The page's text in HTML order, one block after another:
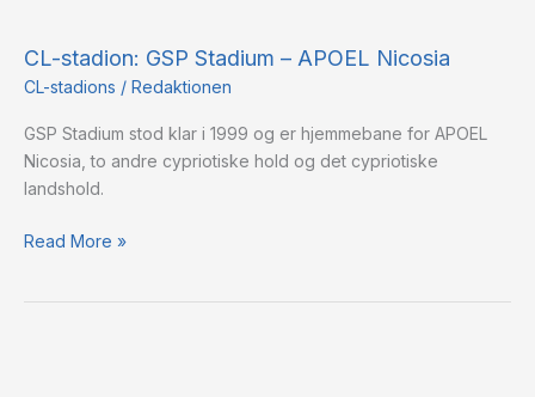
CL-stadion: GSP Stadium – APOEL Nicosia
CL-stadions / Redaktionen
GSP Stadium stod klar i 1999 og er hjemmebane for APOEL
Nicosia, to andre cypriotiske hold og det cypriotiske
landshold.
GSP
Stadium
APOEL
Nicosia
Read More »